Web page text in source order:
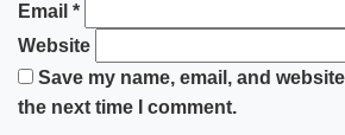
Email *
Website
Save my name, email, and
the next time I comment.